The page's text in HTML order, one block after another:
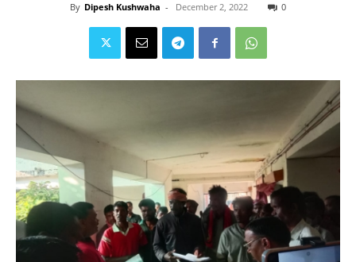
By Dipesh Kushwaha - December 2, 2022 0